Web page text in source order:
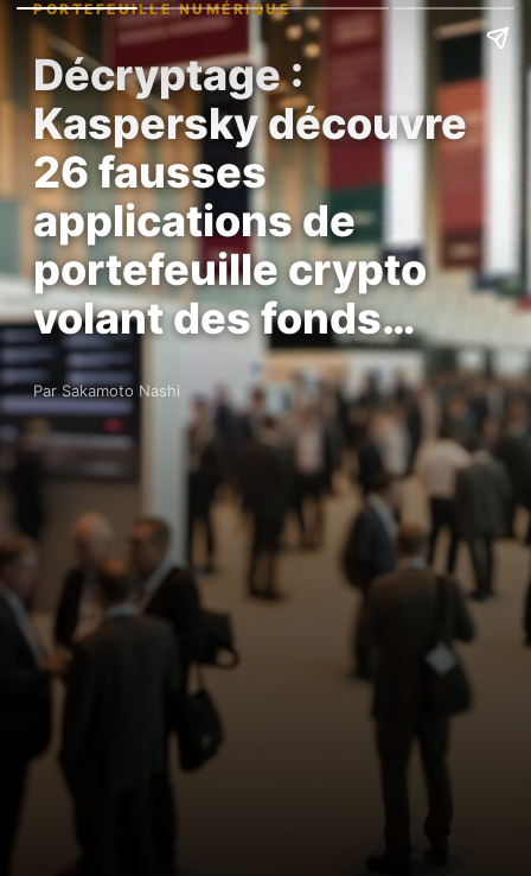
PORTEFEUILLE NUMÉRIQUE
Décryptage :
Kaspersky découvre
26 fausses
applications de
portefeuille crypto
volant des fonds…
Par Sakamoto Nashi